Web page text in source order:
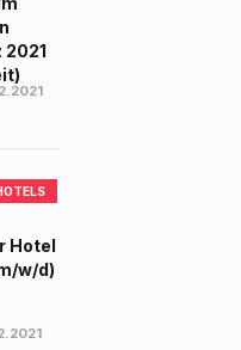
2021
Hotel
w/d)